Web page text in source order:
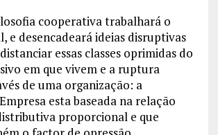
cooperativa trabalhará o
e desencadeará ideias disruptivas
essas classes oprimidas do
em que vivem e a ruptura
de uma organização: a
esta baseada na relação
proporcional e que